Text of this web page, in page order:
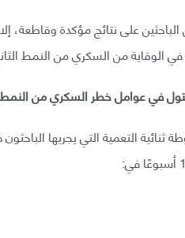
على نتائج مؤكدة وقاطعة،
الوقاية من السكري من النمط
في عوامل خطر السكري من النمط
ثنائية التعمية التي يجريها